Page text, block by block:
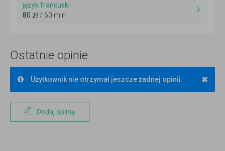
język francuski
80 zł/ 60 min
Ostatnie opinie
×
Użytkownik nie otrzymał jeszcze żadnej opinii.
Dodaj opinię